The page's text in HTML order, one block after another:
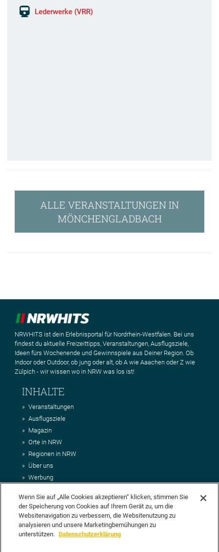
Lederwerke (VRR)
ALLE VERANSTALTUNGEN IN
MÖNCHENGLADBACH
NRWHITS ist dein Erlebnisportal für Nordrhein-Westfalen. Bei uns
findest du aktuelle Freizeittipps, Veranstaltungen, Ausflugsziele,
Ideen fürs Wochenende und Gewinnspiele aus Deiner Region. Ob
Indoor oder Outdoor, ob jung oder alt, ob A wie Aaachen oder Z wie
Zülpich - wir wissen wo in NRW was los ist!
INHALTE
Veranstaltungen
Ausflugsziele
Magazin
Orte in NRW
Regionen in NRW
Über uns
Werbung
Impressum
AGB
Datenschutz
DEIN VORSCHLAG FÜR NRWHITS
Wenn Sie auf „Alle Cookies akzeptieren“ klicken, stimmen Sie
der Speicherung von Cookies auf Ihrem Gerät zu, um die
Websitenavigation zu verbessern, die Websitenutzung zu
analysieren und unsere Marketingbemühungen zu
unterstützen. Datenschutzerklärung